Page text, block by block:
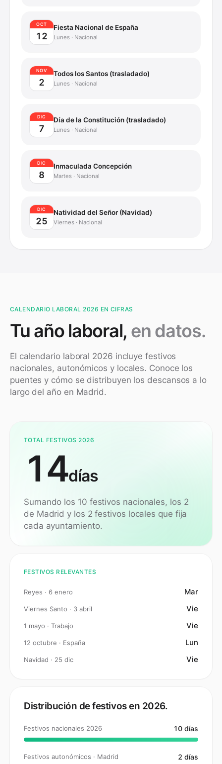
OCT
12
Fiesta Nacional de España
Lunes · Nacional
NOV
2
Todos los Santos (trasladado)
Lunes · Nacional
DIC
7
Día de la Constitución (trasladado)
Lunes · Nacional
DIC
8
Inmaculada Concepción
Martes · Nacional
DIC
25
Natividad del Señor (Navidad)
Viernes · Nacional
CALENDARIO LABORAL 2026 EN CIFRAS
Tu año laboral, en datos.
El calendario laboral 2026 incluye festivos
nacionales, autonómicos y locales. Conoce los
puentes y cómo se distribuyen los descansos a lo
largo del año en Madrid.
TOTAL FESTIVOS 2026
14días
Sumando los 10 festivos nacionales, los 2
de Madrid y los 2 festivos locales que fija
cada ayuntamiento.
FESTIVOS RELEVANTES
Reyes · 6 enero Mar
Viernes Santo · 3 abril Vie
1 mayo · Trabajo Vie
12 octubre · España Lun
Navidad · 25 dic Vie
Distribución de festivos en 2026.
Festivos nacionales 2026 10 días
Festivos autonómicos · Madrid 2 días